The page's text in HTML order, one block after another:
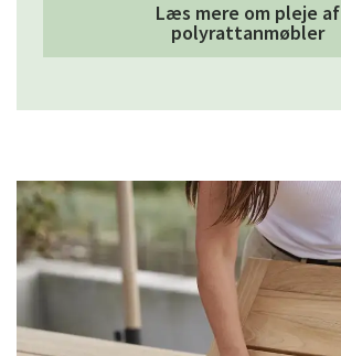
Læs mere om pleje af
polyrattanmøbler